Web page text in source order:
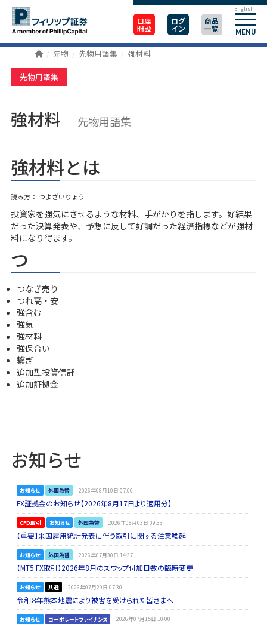
口座
開設
ログ
イン
商品
一覧 MENU
English
先物 先物用語集 強材料
先物用語集
強材料 先物用語集
強材料とは
読み方： つよざいりょう
投資家を強気にさせるような材料、手がかりを指します。好結果
だった決算発表や、予想に反して好調だった経済指標などが強材
料になり得ます。
つ
つなぎ売り
つれ高・安
強含む
強気
強材料
強保合い
繋ぎ
追加型投資信託
追加証拠金
お知らせ
お知らせ 外国為替 2026年08月10日 07:00
FX証拠金のお知らせ【2026年8月17日より適用分】
CFD取引 お知らせ 外国為替 2026年08月03日 09:33
【重要】米国雇用統計発表に伴う取引に関する注意喚起
お知らせ 外国為替 2026年07月30日 14:37
【MT5 FX取引】2026年8月のスワップ付加日数の臨時変更
お知らせ 共通 2026年07月29日 07:30
令和８年熊本地震により被害を受けられた皆さまへ
お知らせ コーポレートファイナンス 2026年07月15日 10:00